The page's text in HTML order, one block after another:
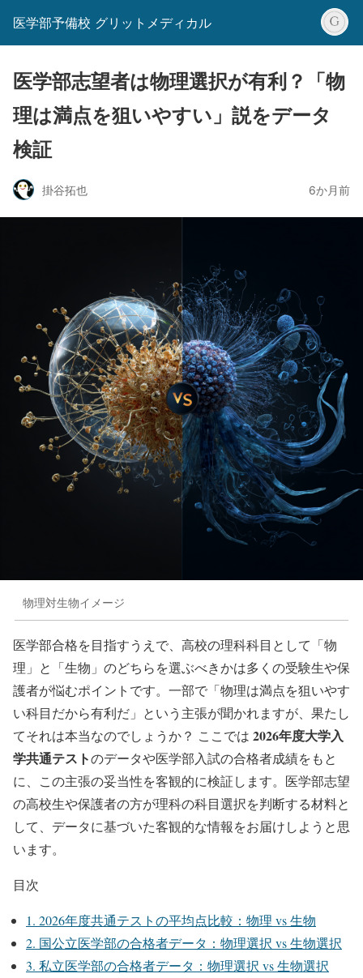
医学部予備校 グリットメディカル
医学部志望者は物理選択が有利？「物
理は満点を狙いやすい」説をデータ
検証
掛谷拓也 6か月前
物理対生物イメージ
医学部合格を目指すうえで、高校の理科科目として「物
理」と「生物」のどちらを選ぶべきかは多くの受験生や保
護者が悩むポイントです。一部で「物理は満点を狙いやす
い科目だから有利だ」という主張が聞かれますが、果たし
てそれは本当なのでしょうか？ ここでは 2026年度大学入
学共通テストのデータや医学部入試の合格者成績をもと
に、この主張の妥当性を客観的に検証します。医学部志望
の高校生や保護者の方が理科の科目選択を判断する材料と
して、データに基づいた客観的な情報をお届けしようと思
います。
目次
1. 2026年度共通テストの平均点比較：物理 vs 生物
2. 国公立医学部の合格者データ：物理選択 vs 生物選択
3. 私立医学部の合格者データ：物理選択 vs 生物選択